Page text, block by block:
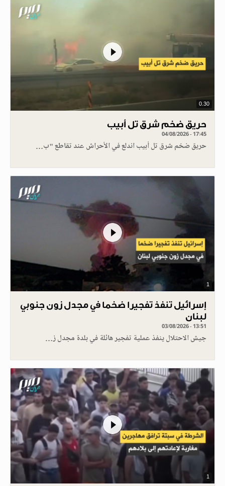
0.30
حريق ضخم شرق تل أبيب
04/08/2026 - 17:45
حريق ضخم شرق تل أبيب اندلع في الأحراش عند تقاطع "ب…
1
إسرائيل تنفذ تفجيرا ضخما في مجدل زون جنوبي
لبنان
03/08/2026 - 13:51
جيش الاحتلال ينفذ عملية تفجير هائلة في بلدة مجدل ز…
1